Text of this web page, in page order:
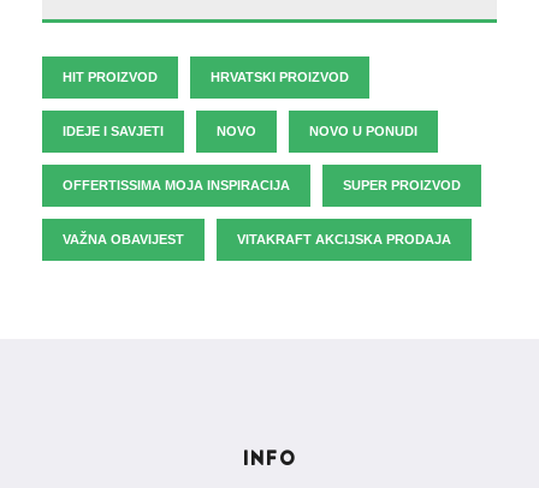
HIT PROIZVOD HRVATSKI PROIZVOD
IDEJE I SAVJETI NOVO NOVO U PONUDI
OFFERTISSIMA MOJA INSPIRACIJA SUPER PROIZVOD
VAŽNA OBAVIJEST VITAKRAFT AKCIJSKA PRODAJA
INFO